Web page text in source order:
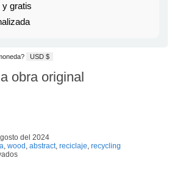
y gratis
USD $
obra original
del 2024
wood abstract, reciclaje recycling